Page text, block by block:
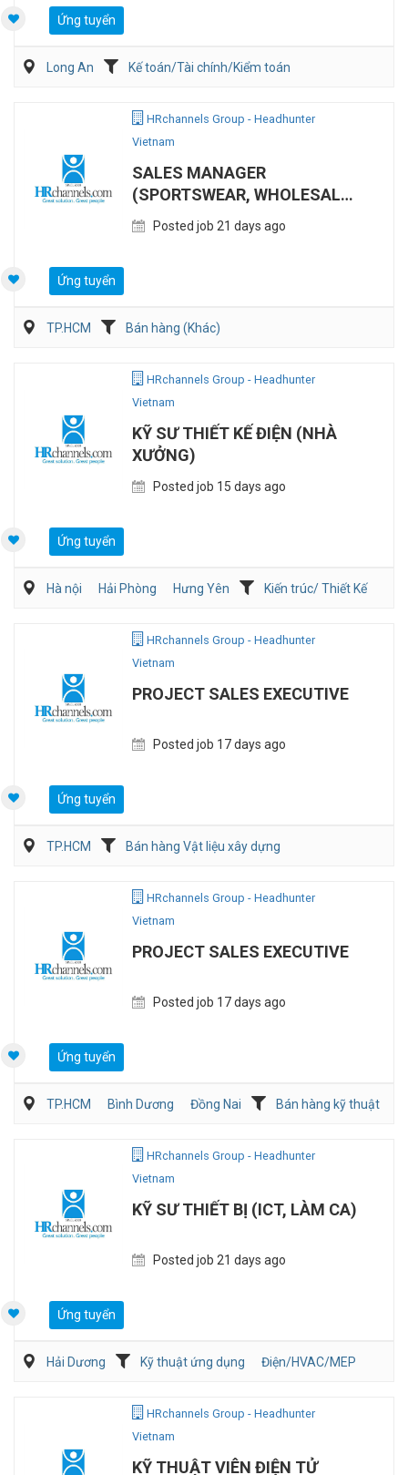
Ứng tuyển
Long An Kế toán/Tài chính/Kiểm toán
HRchannels Group - Headhunter
Vietnam
SALES MANAGER
(SPORTSWEAR, WHOLESALE
& DEALER CHANNEL
Posted job 21 days ago
Ứng tuyển
TP.HCM
Bán hàng (Khác)
HRchannels Group - Headhunter
Vietnam
KỸ SƯ THIẾT KẾ ĐIỆN (NHÀ
XƯỞNG)
Posted job 15 days ago
Ứng tuyển
Hà nội Hải Phòng Hưng Yên
Kiến trúc/ Thiết Kế
HRchannels Group - Headhunter
Vietnam
PROJECT SALES EXECUTIVE
Posted job 17 days ago
Ứng tuyển
TP.HCM
Bán hàng Vật liệu xây dựng
HRchannels Group - Headhunter
Vietnam
PROJECT SALES EXECUTIVE
Posted job 17 days ago
Ứng tuyển
TP.HCM Bình Dương Đồng Nai
Bán hàng kỹ thuật
HRchannels Group - Headhunter
Vietnam
KỸ SƯ THIẾT BỊ (ICT, LÀM CA)
Posted job 21 days ago
Ứng tuyển
Hải Dương Kỹ thuật ứng dụng Điện/HVAC/MEP
HRchannels Group - Headhunter
Vietnam
KỸ THUẬT VIÊN ĐIỆN TỬ